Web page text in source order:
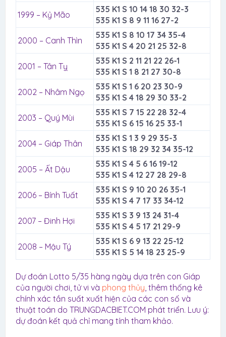
1999 – Kỷ Mão
535 K1 S 10 14 18 30 32-3
535 K1 S 8 9 11 16 27-2
2000 – Canh Thìn
535 K1 S 8 10 17 34 35-4
535 K1 S 4 20 21 25 32-8
2001 – Tân Tỵ
535 K1 S 2 11 21 22 26-1
535 K1 S 1 8 21 27 30-8
2002 – Nhâm Ngọ
535 K1 S 1 6 20 23 30-9
535 K1 S 4 18 29 30 33-2
2003 – Quý Mùi
535 K1 S 7 15 22 28 32-4
535 K1 S 6 15 16 25 33-1
2004 – Giáp Thân
535 K1 S 1 3 9 29 35-3
535 K1 S 18 29 32 34 35-12
2005 – Ất Dậu
535 K1 S 4 5 6 16 19-12
535 K1 S 4 12 27 28 29-8
2006 – Bính Tuất
535 K1 S 9 10 20 26 35-1
535 K1 S 4 7 17 33 34-12
2007 – Đinh Hợi
535 K1 S 3 9 13 24 31-4
535 K1 S 4 5 17 21 29-9
2008 – Mậu Tý
535 K1 S 6 9 13 22 25-12
535 K1 S 5 14 18 23 25-9
Dự đoán Lotto 5/35 hàng ngày dựa trên con Giáp
của người chơi, tử vi và phong thủy , thêm thống kê
chính xác tần suất xuất hiện của các con số và
thuật toán do TRUNGDACBIET.COM phát triển. Lưu ý:
dự đoán kết quả chỉ mang tính tham khảo.